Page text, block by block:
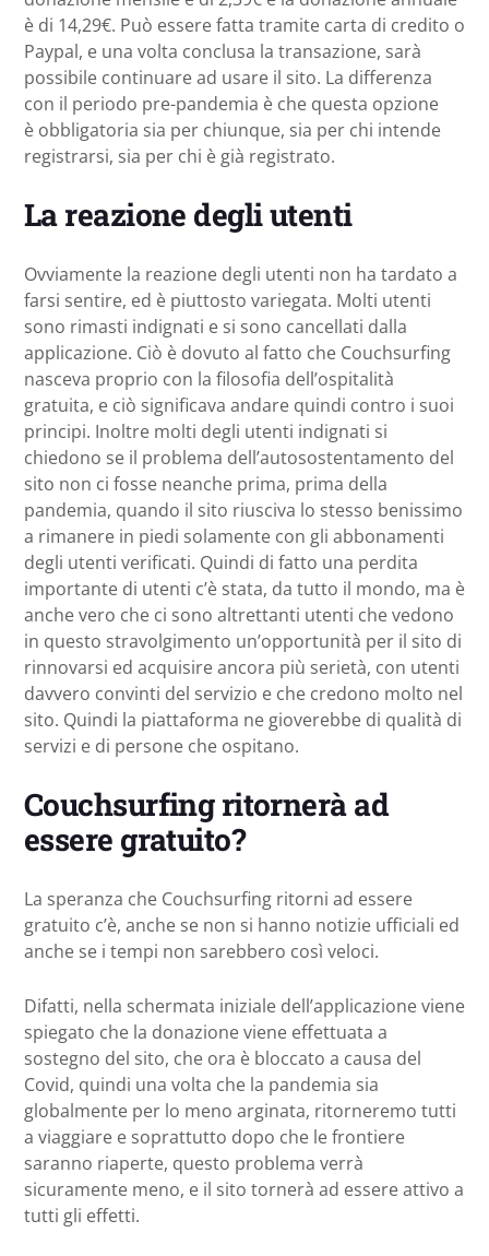
è di 14,29€. Può essere fatta tramite carta di credito o
Paypal, e una volta conclusa la transazione, sarà
possibile continuare ad usare il sito. La differenza
con il periodo pre-pandemia è che questa opzione
è obbligatoria sia per chiunque, sia per chi intende
registrarsi, sia per chi è già registrato.
La reazione degli utenti
Ovviamente la reazione degli utenti non ha tardato a
farsi sentire, ed è piuttosto variegata. Molti utenti
sono rimasti indignati e si sono cancellati dalla
applicazione. Ciò è dovuto al fatto che Couchsurfing
nasceva proprio con la filosofia dell’ospitalità
gratuita, e ciò significava andare quindi contro i suoi
principi. Inoltre molti degli utenti indignati si
chiedono se il problema dell’autosostentamento del
sito non ci fosse neanche prima, prima della
pandemia, quando il sito riusciva lo stesso benissimo
a rimanere in piedi solamente con gli abbonamenti
degli utenti verificati. Quindi di fatto una perdita
importante di utenti c’è stata, da tutto il mondo, ma è
anche vero che ci sono altrettanti utenti che vedono
in questo stravolgimento un’opportunità per il sito di
rinnovarsi ed acquisire ancora più serietà, con utenti
davvero convinti del servizio e che credono molto nel
sito. Quindi la piattaforma ne gioverebbe di qualità di
servizi e di persone che ospitano.
Couchsurfing ritornerà ad
essere gratuito?
La speranza che Couchsurfing ritorni ad essere
gratuito c’è, anche se non si hanno notizie ufficiali ed
anche se i tempi non sarebbero così veloci.
Difatti, nella schermata iniziale dell’applicazione viene
spiegato che la donazione viene effettuata a
sostegno del sito, che ora è bloccato a causa del
Covid, quindi una volta che la pandemia sia
globalmente per lo meno arginata, ritorneremo tutti
a viaggiare e soprattutto dopo che le frontiere
saranno riaperte, questo problema verrà
sicuramente meno, e il sito tornerà ad essere attivo a
tutti gli effetti.